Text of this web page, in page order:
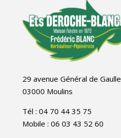
29 avenue Général de Gaulle
03000 Moulins
Tél : 04 70 44 35 75
Mobile : 06 03 43 52 60